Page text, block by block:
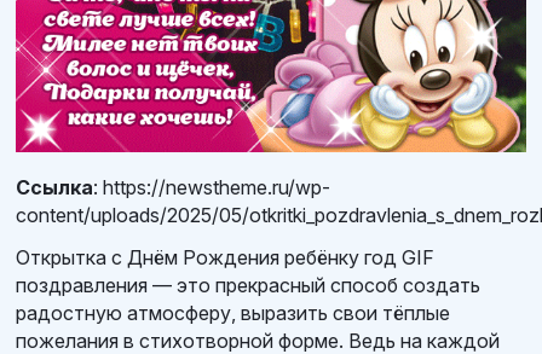
Ссылка: https://newstheme.ru/wp-
content/uploads/2025/05/
Открытка с Днём Рождения ребёнку год GIF
поздравления — это прекрасный способ создать
радостную атмосферу, выразить свои тёплые
пожелания в стихотворной форме. Ведь на каждой